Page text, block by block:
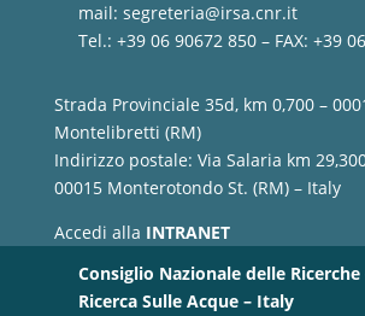
mail: segreteria@irsa.cnr.it
Tel.: +39 06 90672 850 – FAX: +39
Strada Provinciale 35d, km 0,700 –
Montelibretti (RM)
Indirizzo postale: Via Salaria km
00015 Monterotondo St. (RM) – Italy
Accedi alla INTRANET
Consiglio Nazionale delle
Ricerca Sulle Acque – Italy